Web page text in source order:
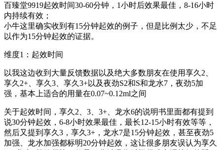
百臻堂9919起效时间30-60分钟，1小时后效果最佳，8-16小时
内持续有效；
小牛这里确实收到有15分钟起效的例子，但是比例太少，不足
以作为15分钟起效的证据。
维度1：起效时间
以我这边收到大量反馈数据以及绝大多数朋友在使用享久2、
享久2+、享久3、享久3+以及夜劲S2和S和龙水7，夜劲5加
强，基本上适合的用量在0.07~0.12ml之间
关于起效时间，享久2、3、3+、龙水6的说明书里面都有提到
说30分钟起效，6-8小时效果最佳，最长12-15小时有效等等，
然后又提到享久3，享久3+，龙水7是15分钟起效，甚至夜劲5
加强、龙水加强都标明20分钟起效，这让很多朋友误认为享久